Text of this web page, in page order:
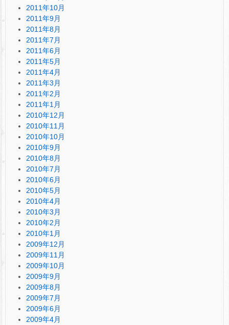
2011年10月
2011年9月
2011年8月
2011年7月
2011年6月
2011年5月
2011年4月
2011年3月
2011年2月
2011年1月
2010年12月
2010年11月
2010年10月
2010年9月
2010年8月
2010年7月
2010年6月
2010年5月
2010年4月
2010年3月
2010年2月
2010年1月
2009年12月
2009年11月
2009年10月
2009年9月
2009年8月
2009年7月
2009年6月
2009年4月